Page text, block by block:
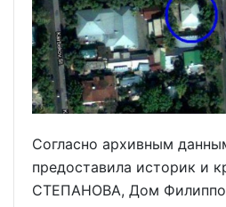
Согласно архивным
предоставила историк и
СТЕПАНОВА, Дом